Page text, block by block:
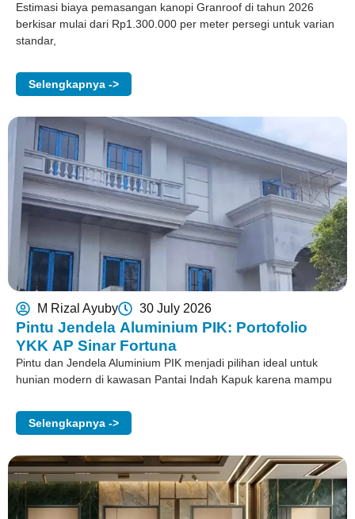
Estimasi biaya pemasangan kanopi Granroof di tahun 2026
berkisar mulai dari Rp1.300.000 per meter persegi untuk varian
standar,
Selengkapnya ->
M Rizal Ayuby 30 July 2026
Pintu Jendela Aluminium PIK: Portofolio
YKK AP Sinar Fortuna
Pintu dan Jendela Aluminium PIK menjadi pilihan ideal untuk
hunian modern di kawasan Pantai Indah Kapuk karena mampu
Selengkapnya ->